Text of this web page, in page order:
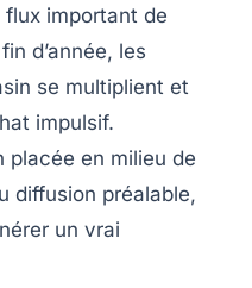
important de
d’année, les
se multiplient et
impulsif.
placée en milieu de
diffusion préalable,
un vrai